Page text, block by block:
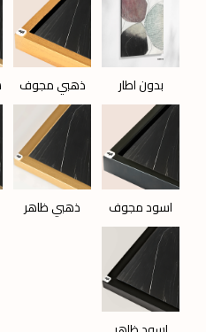
بدون اطار ذهبي مجوف
اسود مجوف ذهبي ظاهر